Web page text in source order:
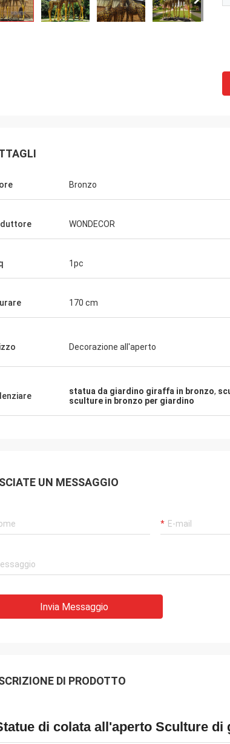
Bronzo
WONDECOR
1pc
170 cm
Decorazione all'aperto
statua da giardino giraffa in bronzo,
sculture in bronzo per giardino
UN MESSAGGIO
Invia Messaggio
DI PRODOTTO
di colata all'aperto Sculture